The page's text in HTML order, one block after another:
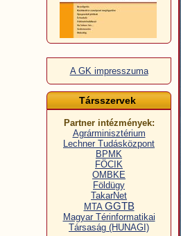
A GK impresszuma
Társszervek
Partner intézmények:
Agrárminisztérium
Lechner Tudásközpont
BPMK
FÖCIK
OMBKE
Földügy
TakarNet
MTA GGTB
Magyar Térinformatikai
Társaság (HUNAGI)